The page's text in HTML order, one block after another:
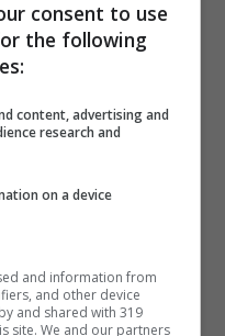
dire una sola
per tutti,
welfare per le
giocare sul
consent to use
the following
content, advertising and
research and
on a device
and information from
and other device
and shared with 319
site. We and our partners